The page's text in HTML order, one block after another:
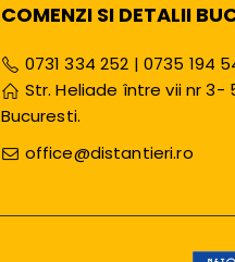
COMENZI SI DETALII
0731 334 252 | 0735 194
Str. Heliade între vii nr 3-
Bucuresti.
office@distantieri.ro